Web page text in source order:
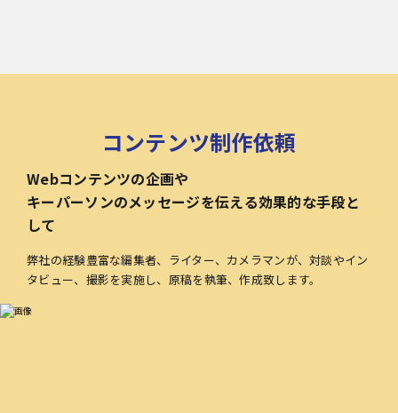
コンテンツ制作依頼
Webコンテンツの企画や
キーパーソンのメッセージを伝える効果的な手段と
して
弊社の経験豊富な編集者、ライター、カメラマンが、対談やイン
タビュー、撮影を実施し、原稿を執筆、作成致します。